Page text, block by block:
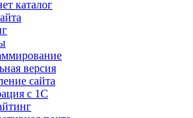
каталог
версия
сайта
с 1С